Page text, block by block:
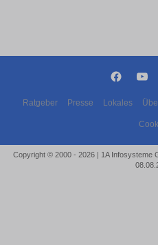
Ratgeber Presse Lokales
Copyright © 2000 - 2026 | 1A Infosysteme